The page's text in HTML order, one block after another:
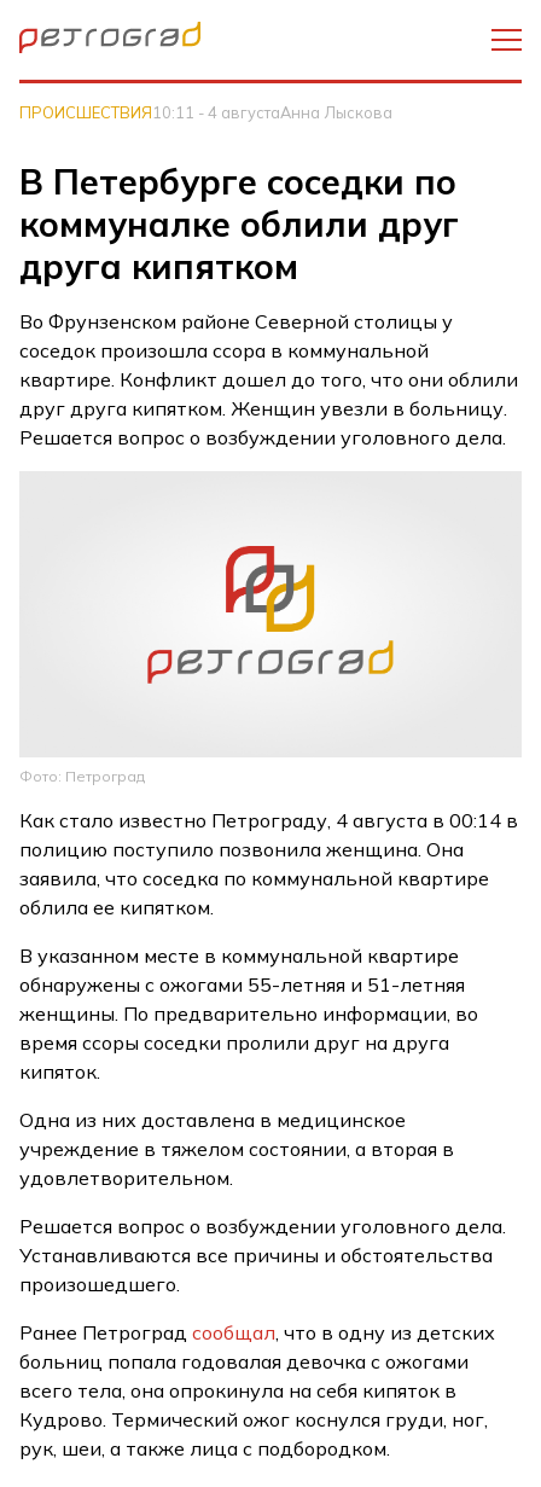
ПРОИСШЕСТВИЯ10:11 - 4 августаАнна Лыскова
В Петербурге соседки по
коммуналке облили друг
друга кипятком
Во Фрунзенском районе Северной столицы у
соседок произошла ссора в коммунальной
квартире. Конфликт дошел до того, что они облили
друг друга кипятком. Женщин увезли в больницу.
Решается вопрос о возбуждении уголовного дела.
Фото: Петроград
Как стало известно Петрограду, 4 августа в 00:14 в
полицию поступило позвонила женщина. Она
заявила, что соседка по коммунальной квартире
облила ее кипятком.
В указанном месте в коммунальной квартире
обнаружены с ожогами 55-летняя и 51-летняя
женщины. По предварительно информации, во
время ссоры соседки пролили друг на друга
кипяток.
Одна из них доставлена в медицинское
учреждение в тяжелом состоянии, а вторая в
удовлетворительном.
Решается вопрос о возбуждении уголовного дела.
Устанавливаются все причины и обстоятельства
произошедшего.
Ранее Петроградсообщал , что в одну из детских
больниц попала годовалая девочка с ожогами
всего тела, она опрокинула на себя кипяток в
Кудрово. Термический ожог коснулся груди, ног,
рук, шеи, а также лица с подбородком.